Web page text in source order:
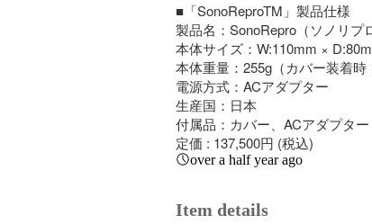
■「SonoReproTM」製品仕様
製品名：SonoRepro（ソノリプ
本体サイズ：W:110mm ×
本体重量：255g（カバー装着時
電源方式：ACアダプター
生産国：日本
付属品：カバー、ACアダプター
定価 : 137,500円 (税込)
over a half year ago
Item details